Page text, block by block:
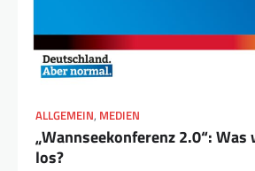
ALLGEMEIN, MEDIEN
„Wannseekonferenz 2.0“:
los?